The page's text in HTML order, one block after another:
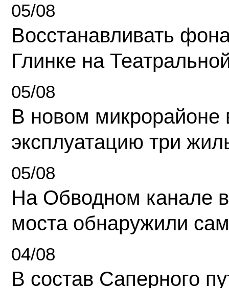
05/08
Восстанавливать
Глинке на
05/08
В новом микрорайоне
эксплуатацию три
05/08
На Обводном канале
моста обнаружили
04/08
В состав Саперного